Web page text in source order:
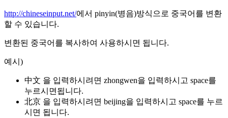
http://chineseinput.net/에서 pinyin(병음)방식으로 중국어를 변환
할 수 있습니다.
변환된 중국어를 복사하여 사용하시면 됩니다.
예시)
中文 을 입력하시려면 zhongwen을 입력하시고 space를
누르시면됩니다.
北京 을 입력하시려면 beijing을 입력하시고 space를 누르
시면 됩니다.